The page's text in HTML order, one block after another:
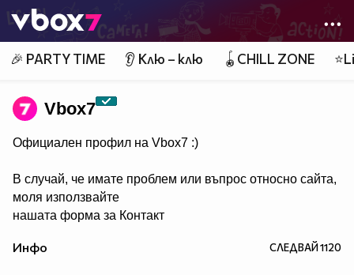
👾
🎉 PARTY TIME 👂 Клю – клю 🪀CHILL ZONE
Vbоx7
Официален профил на Vbox7 :)
В случай, че имате проблем или въпрос относно сайта,
моля използвайте
нашата форма за Контакт
Инфо СЛЕДВАЙ1120